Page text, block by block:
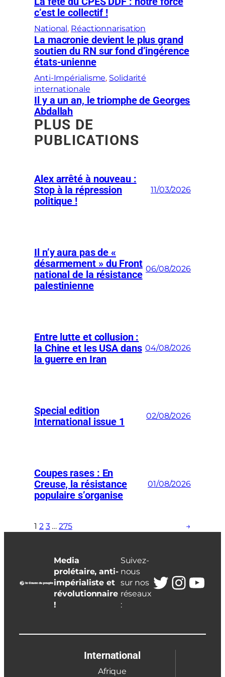
c’est le collectif !
National , Réactionnarisation
La macronie devient le plus grand
soutien du RN sur fond d’ingérence
états-unienne
Anti-Impérialisme, Solidarité
internationale
Il y a un an, le triomphe de Georges
Abdallah
PLUS DE
PUBLICATIONS
Alex arrêté à nouveau :
Stop à la répression
politique !
11/03/2026
Il n’y aura pas de «
désarmement » du Front
national de la résistance
palestinienne
06/08/2026
Entre lutte et collusion :
la Chine et les USA dans
la guerre en Iran
04/08/2026
Special edition
International issue 1
02/08/2026
Coupes rases : En
Creuse, la résistance
populaire s’organise
01/08/2026
1 2 3 … 275 →
Media
prolétaire, anti-
impérialiste et
révolutionnaire
!
Suivez-
nous
sur nos
réseaux
:
Twitter
International
Afrique